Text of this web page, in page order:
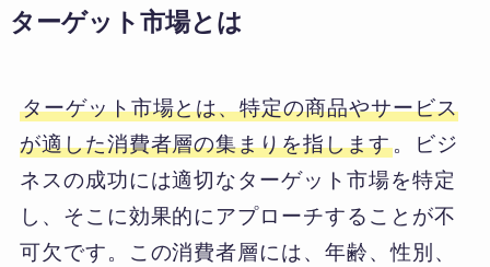
ターゲット市場とは
ターゲット市場とは、特定の商品やサービス
が適した消費者層の集まりを指します。ビジ
ネスの成功には適切なターゲット市場を特定
し、そこに効果的にアプローチすることが不
可欠です。この消費者層には、年齢、性別、